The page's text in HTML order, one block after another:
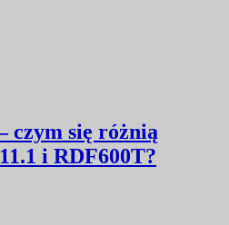
czym się różnią
i RDF600T?